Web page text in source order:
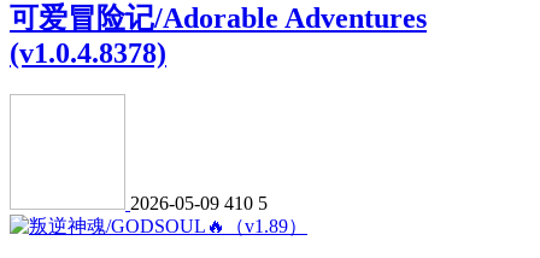
可爱冒险记/Adorable Adventures
(v1.0.4.8378)
2026-05-09 410 5